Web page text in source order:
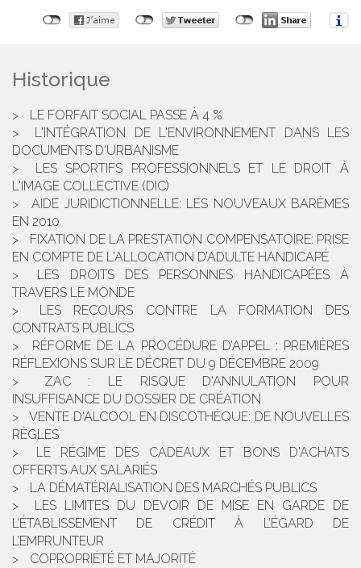
Historique
LE FORFAIT SOCIAL PASSE À 4 %
L'INTÉGRATION DE L'ENVIRONNEMENT DANS LES
DOCUMENTS D'URBANISME
LES SPORTIFS PROFESSIONNELS ET LE DROIT À
L'IMAGE COLLECTIVE (DIC)
AIDE JURIDICTIONNELLE: LES NOUVEAUX BARÈMES
EN 2010
FIXATION DE LA PRESTATION COMPENSATOIRE: PRISE
EN COMPTE DE L'ALLOCATION D’ADULTE HANDICAPÉ
LES DROITS DES PERSONNES HANDICAPÉES À
TRAVERS LE MONDE
LES RECOURS CONTRE LA FORMATION DES
CONTRATS PUBLICS
RÉFORME DE LA PROCÉDURE D’APPEL : PREMIÈRES
RÉFLEXIONS SUR LE DÉCRET DU 9 DÉCEMBRE 2009
ZAC : LE RISQUE D'ANNULATION POUR
INSUFFISANCE DU DOSSIER DE CRÉATION
VENTE D'ALCOOL EN DISCOTHÈQUE: DE NOUVELLES
RÈGLES
LE RÉGIME DES CADEAUX ET BONS D'ACHATS
OFFERTS AUX SALARIÉS
LA DÉMATÉRIALISATION DES MARCHÉS PUBLICS
LES LIMITES DU DEVOIR DE MISE EN GARDE DE
L’ÉTABLISSEMENT DE CRÉDIT À L’ÉGARD DE
L’EMPRUNTEUR
COPROPRIÉTÉ ET MAJORITÉ